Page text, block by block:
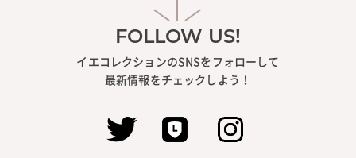
FOLLOW US!
イエコレクションのSNSをフォローして
最新情報をチェックしよう！